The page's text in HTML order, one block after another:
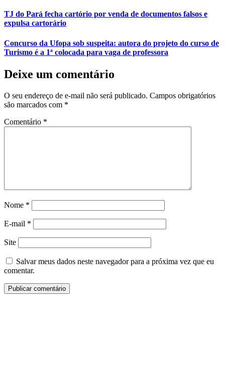
TJ do Pará fecha cartório por venda de documentos falsos e
expulsa cartorário
Concurso da Ufopa sob suspeita: autora do projeto do curso de
Turismo é a 1ª colocada para vaga de professora
Deixe um comentário
O seu endereço de e-mail não será publicado. Campos obrigatórios
são marcados com *
Comentário *
Nome *
E-mail *
Site
Salvar meus dados neste navegador para a próxima vez que eu
comentar.